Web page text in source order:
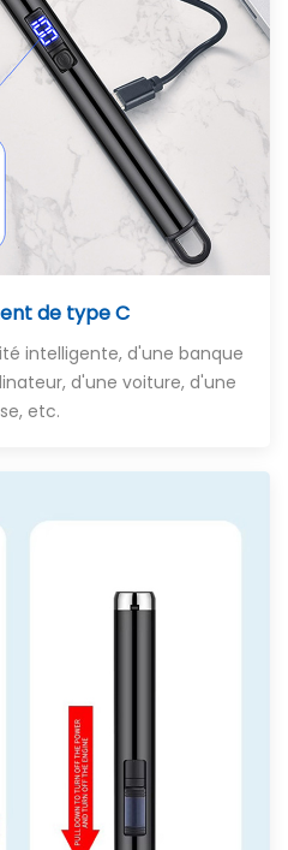
de type C
intelligente, d'une banque
d'une voiture, d'une
etc.